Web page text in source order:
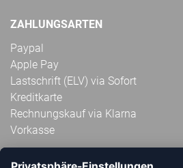
ZAHLUNGSARTEN
Paypal
Apple Pay
Lastschrift (ELV) via Sofort
Kreditkarte
Rechnungskauf via Klarna
Vorkasse